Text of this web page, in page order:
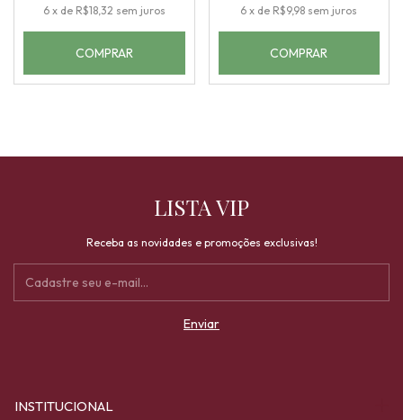
6 x de R$18,32 sem juros
COMPRAR
6 x de R$9,98 sem juros
COMPRAR
LISTA VIP
Receba as novidades e promoções exclusivas!
INSTITUCIONAL